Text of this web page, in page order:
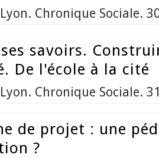
Chronique Sociale.
savoirs.
De l'école à la cité
Chronique Sociale.
de projet : une
?